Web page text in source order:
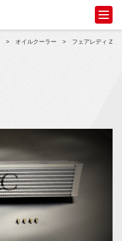
> オイルクーラー > フェアレディ Z